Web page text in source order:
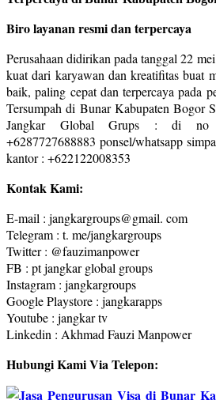
Biro layanan resmi dan terpercaya
Perusahaan didirikan pada tanggal 22
kuat dari karyawan dan kreatifitas buat
baik, paling cepat dan terpercaya pada
Tersumpah di Bunar Kabupaten Bogor
Jangkar Global Grups : di no
+6287727688883 ponsel/whatsapp
kantor : +622122008353
Kontak Kami:
E-mail : jangkargroups@gmail. com
Telegram : t. me/jangkargroups
Twitter : @fauzimanpower
FB : pt jangkar global groups
Instagram : jangkargroups
Google Playstore : jangkarapps
Youtube : jangkar tv
Linkedin : Akhmad Fauzi Manpower
Hubungi Kami Via Telepon: